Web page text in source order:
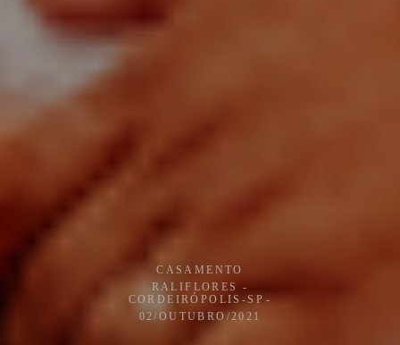
CASAMENTO
RALIFLORES -
CORDEIRÓPOLIS-SP
02/OUTUBRO/2021